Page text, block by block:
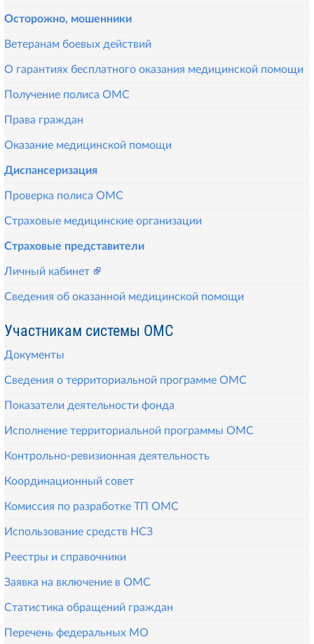
Осторожно, мошенники
Ветеранам боевых действий
О гарантиях бесплатного оказания медицинской помощи
Получение полиса ОМС
Права граждан
Оказание медицинской помощи
Диспансеризация
Проверка полиса ОМС
Страховые медицинские организации
Страховые представители
Личный кабинет
Сведения об оказанной медицинской помощи
Участникам системы ОМС
Документы
Сведения о территориальной программе ОМС
Показатели деятельности фонда
Исполнение территориальной программы ОМС
Контрольно-ревизионная деятельность
Координационный совет
Комиссия по разработке ТП ОМС
Использование средств НСЗ
Реестры и справочники
Заявка на включение в ОМС
Статистика обращений граждан
Перечень федеральных МО